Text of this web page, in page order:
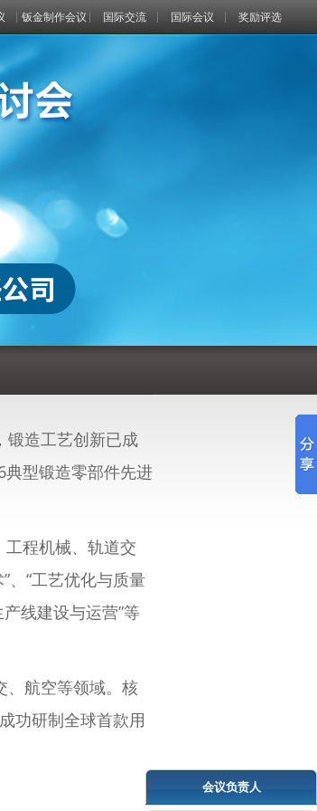
奖励评选
国际会议
国际交流
钣金制作会议
锻造工艺创新已成
典型锻造零部件先进
工程机械、轨道交
、“工艺优化与质量
产线建设与运营”等
、航空等领域。核
功研制全球首款用
会议负责人